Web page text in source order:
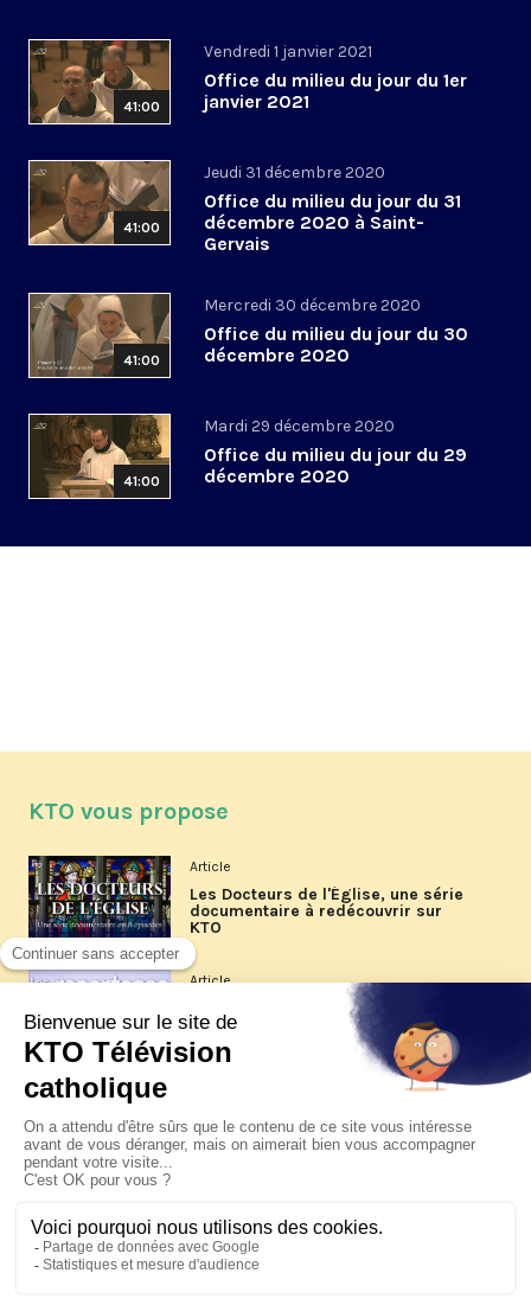
41:00
Vendredi 1 janvier 2021
Office du milieu du jour du 1er
janvier 2021
41:00
Jeudi 31 décembre 2020
Office du milieu du jour du 31
décembre 2020 à Saint-
Gervais
41:00
Mercredi 30 décembre 2020
Office du milieu du jour du 30
décembre 2020
41:00
Mardi 29 décembre 2020
Office du milieu du jour du 29
décembre 2020
KTO vous propose
Article
Les Docteurs de l'Église, une série
documentaire à redécouvrir sur
KTO
Article
Les reportages d'été 2026 de KTO
La visite pastorale du pape Léon
XIV à Assise à suivre sur KTO le
jeudi 6 août
Le pape en Uruguay, Argentine et
Pérou du 6 au 17 novembre 2026